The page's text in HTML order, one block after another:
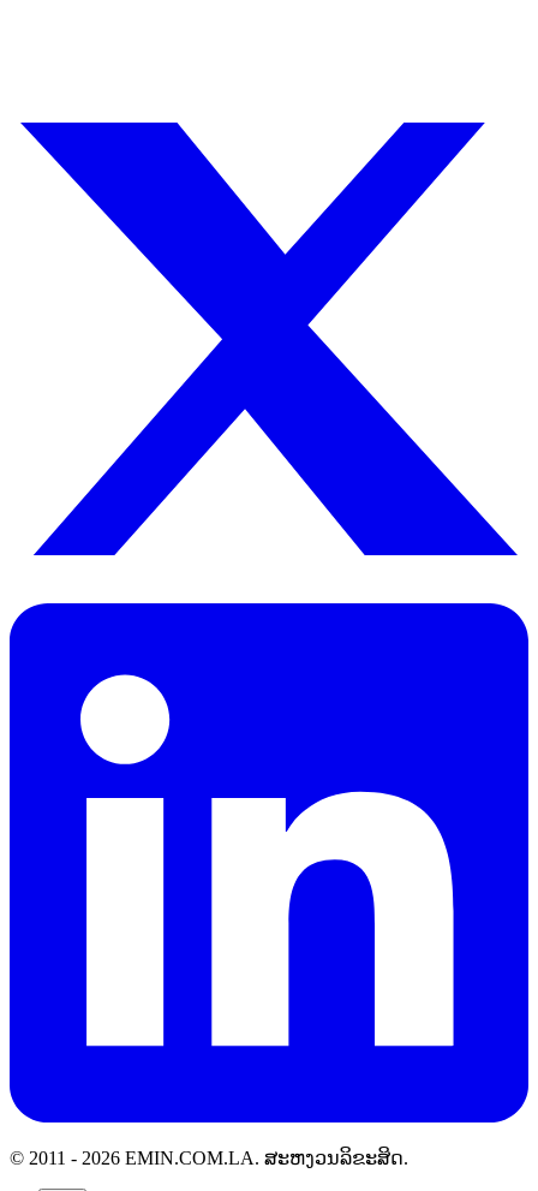
© 2011 - 2026 EMIN.COM.LA. ສະຫງວນລິຂະສິດ.